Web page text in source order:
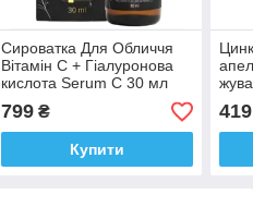
Сироватка Для Обличчя
Вітамін C + Гіалуронова
кислота Serum C 30 мл
MyVita Польща Доставка з
ЄС
799₴
Купити
ЄС
419